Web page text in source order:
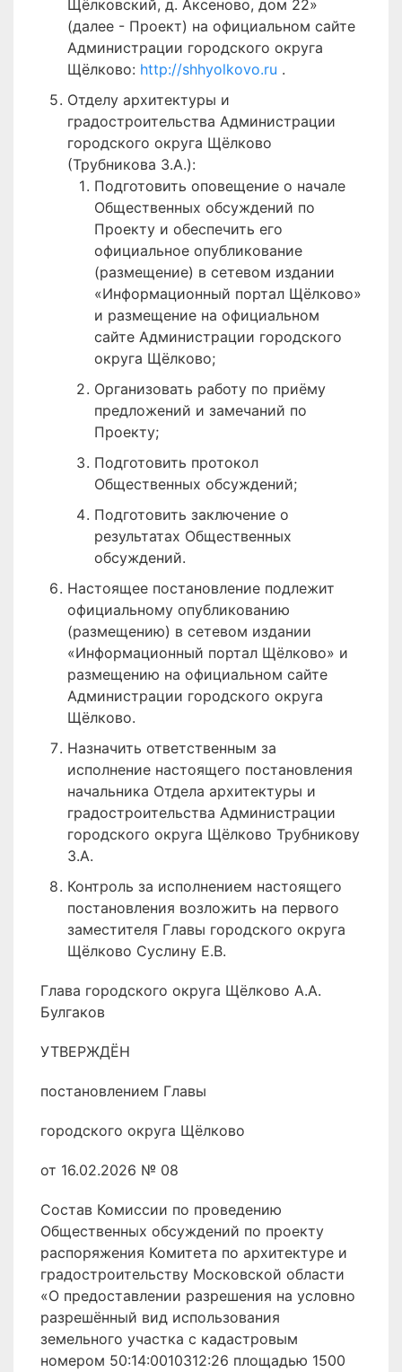
Щёлковский, д. Аксеново, дом 22»
(далее - Проект) на официальном сайте
Администрации городского округа
Щёлково: http://shhyolkovo.ru .
Отделу архитектуры и
градостроительства Администрации
городского округа Щёлково
(Трубникова З.А.):
Подготовить оповещение о начале
Общественных обсуждений по
Проекту и обеспечить его
официальное опубликование
(размещение) в сетевом издании
«Информационный портал Щёлково»
и размещение на официальном
сайте Администрации городского
округа Щёлково;
Организовать работу по приёму
предложений и замечаний по
Проекту;
Подготовить протокол
Общественных обсуждений;
Подготовить заключение о
результатах Общественных
обсуждений.
Настоящее постановление подлежит
официальному опубликованию
(размещению) в сетевом издании
«Информационный портал Щёлково» и
размещению на официальном сайте
Администрации городского округа
Щёлково.
Назначить ответственным за
исполнение настоящего постановления
начальника Отдела архитектуры и
градостроительства Администрации
городского округа Щёлково Трубникову
З.А.
Контроль за исполнением настоящего
постановления возложить на первого
заместителя Главы городского округа
Щёлково Суслину Е.В.
Глава городского округа Щёлково А.А.
Булгаков
УТВЕРЖДЁН
постановлением Главы
городского округа Щёлково
от 16.02.2026 № 08
Состав Комиссии по проведению
Общественных обсуждений по проекту
распоряжения Комитета по архитектуре и
градостроительству Московской области
«О предоставлении разрешения на условно
разрешённый вид использования
земельного участка с кадастровым
номером 50:14:0010312:26 площадью 1500